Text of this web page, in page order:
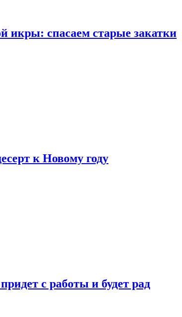
икры: спасаем старые закатки
к Новому году
с работы и будет рад